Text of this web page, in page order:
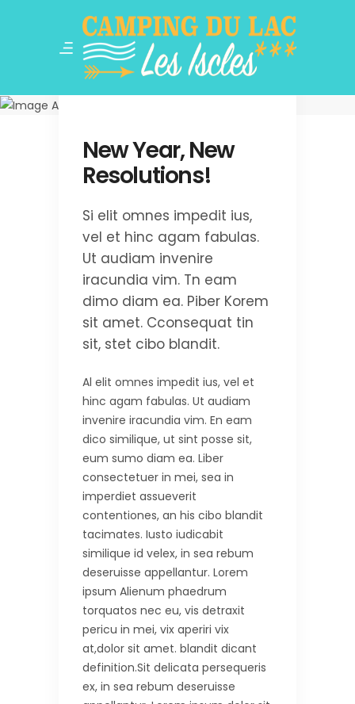
Herzlich
Willkommen
Camping du lac,
les iscles à
Eygliers, Hautes-
Alpes
New Year, New
Resolutions!
Si elit omnes impedit ius,
vel et hinc agam fabulas.
Ut audiam invenire
iracundia vim. Tn eam
dimo diam ea. Piber Korem
sit amet. Cconsequat tin
sit, stet cibo blandit.
Al elit omnes impedit ius, vel et
hinc agam fabulas. Ut audiam
invenire iracundia vim. En eam
dico similique, ut sint posse sit,
eum sumo diam ea. Liber
consectetuer in mei, sea in
imperdiet assueverit
contentiones, an his cibo blandit
tacimates. Iusto iudicabit
similique id velex, in sea rebum
deseruisse appellantur. Lorem
ipsum Alienum phaedrum
torquatos nec eu, vis detraxit
pericu in mei, vix aperiri vix
at,dolor sit amet. blandit dicant
definition.Sit delicata persequeris
ex, in sea rebum deseruisse